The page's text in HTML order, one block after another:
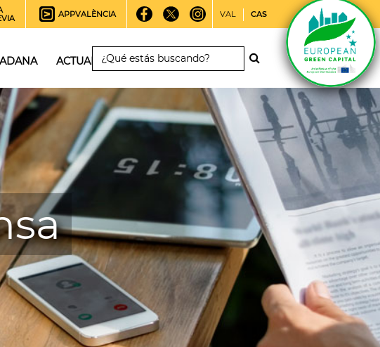
APPVALÈNCIA VAL CAS
ACTUALIDAD